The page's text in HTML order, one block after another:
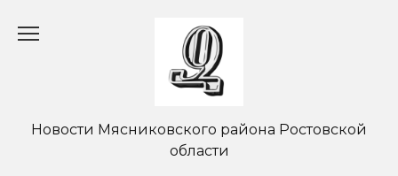
Новости Мясниковского района Ростовской
области